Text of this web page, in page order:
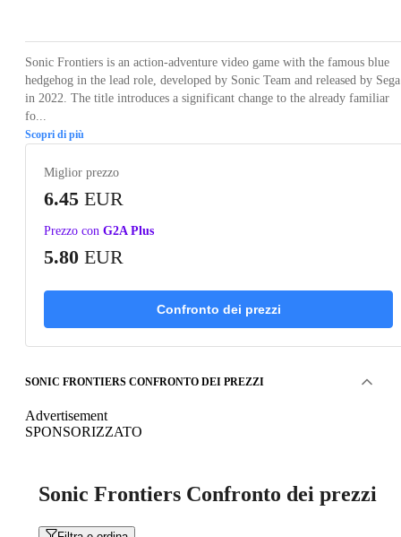
Sonic Frontiers is an action-adventure video game with the famous blue
hedgehog in the lead role, developed by Sonic Team and released by Sega
in 2022. The title introduces a significant change to the already familiar
fo...
Scopri di più
Miglior prezzo
6.45 EUR
Prezzo con G2A Plus
5.80 EUR
Confronto dei prezzi
SONIC FRONTIERS CONFRONTO DEI PREZZI
Advertisement
SPONSORIZZATO
Sonic Frontiers Confronto dei prezzi